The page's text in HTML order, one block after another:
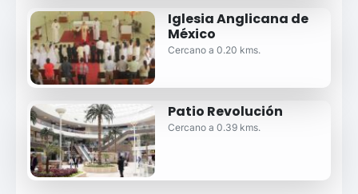
Iglesia Anglicana de
México
Cercano a 0.20 kms.
Patio Revolución
Cercano a 0.39 kms.